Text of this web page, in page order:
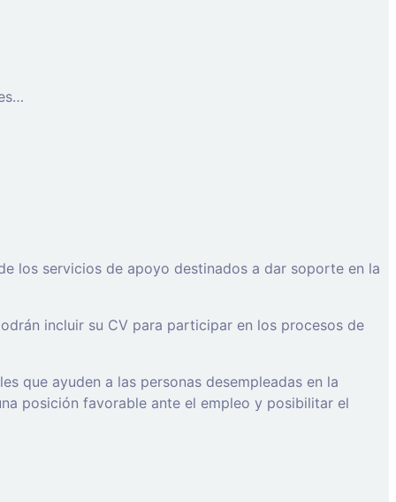
los servicios de apoyo destinados a dar soporte en la
incluir su CV para participar en los procesos de
que ayuden a las personas desempleadas en la
posición favorable ante el empleo y posibilitar el